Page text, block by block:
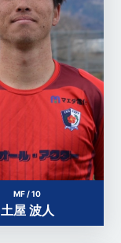
MF / 10
土屋 波人